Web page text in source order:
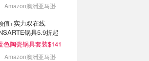
Amazon澳洲亚马逊
值+实力双在线
锅具5.9折起
色陶瓷锅具套装$141
Amazon澳洲亚马逊